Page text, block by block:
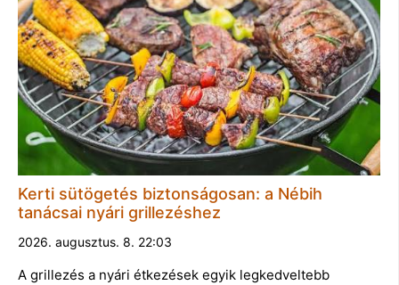
Kerti sütögetés biztonságosan: a Nébih
tanácsai nyári grillezéshez
2026. augusztus. 8. 22:03
A grillezés a nyári étkezések egyik legkedveltebb